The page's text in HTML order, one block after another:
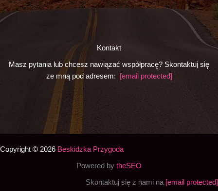
Kontakt
Masz pytania lub chcesz nawiązać współpracę? Skontaktuj się
ze mną pod adresem:
[email protected]
Copyright © 2026 Beskidzka Przygoda
Powered by theSEO
Skontaktuj się z nami na [email protected]